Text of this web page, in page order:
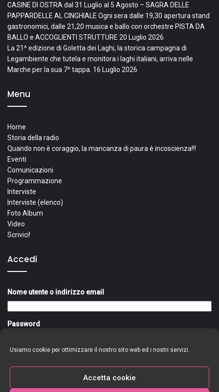
Usiamo cookie per ottimizzare il nostro sito web ed i nostri servizi.
Accetta cookie
CASINE DI OSTRA dal 31 Luglio al 5 Agosto – SAGRA DELLE
PAPPARDELLE AL CINGHIALE Ogni sera dalle 19,30 apertura stand
gastronomici, dalle 21,20 musica e ballo con orchestre PISTA DA
BALLO e ACCOGLIENTI STRUTTURE 20 Luglio 2026
La 21^ edizione di Goletta dei Laghi, la storica campagna di
Legambiente che tutela e monitora i laghi italiani, arriva nelle
Marche per la sua 7^ tappa. 16 Luglio 2026
Menu
Home
Storia della radio
Quando non è coraggio, la mancanza di paura è incoscienza!!!
Eventi
Comunicazioni
Programmazione
Interviste
Interviste (elenco)
Foto Album
Video
Scrivici!
Accedi
Nome utente o indirizzo email
Password
Ricordami